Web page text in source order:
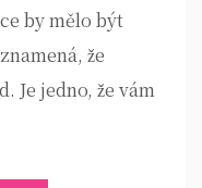
by mělo být
že
Je jedno, že vám